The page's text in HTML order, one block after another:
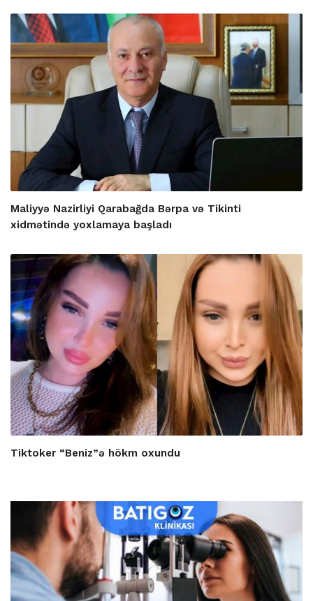
Maliyyə Nazirliyi Qarabağda Bərpa və Tikinti
xidmətində yoxlamaya başladı
Tiktoker “Beniz”ə hökm oxundu